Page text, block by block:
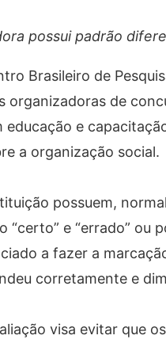
possui padrão
Brasileiro de
organizadoras de
educação e
a organização social.
possuem,
“certo” e “errado”
a fazer a
corretamente e
visa evitar que